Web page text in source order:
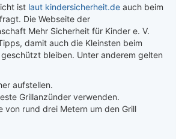
ist laut kindersicherheit.de auch beim
Die Webseite der
Mehr Sicherheit für Kinder e. V.
damit auch die Kleinsten beim
bleiben. Unter anderem gelten
aufstellen.
Grillanzünder verwenden.
von rund drei Metern um den Grill